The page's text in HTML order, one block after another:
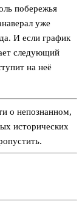
побережья
уже
И если график
следующий
на неё
о непознанном,
исторических